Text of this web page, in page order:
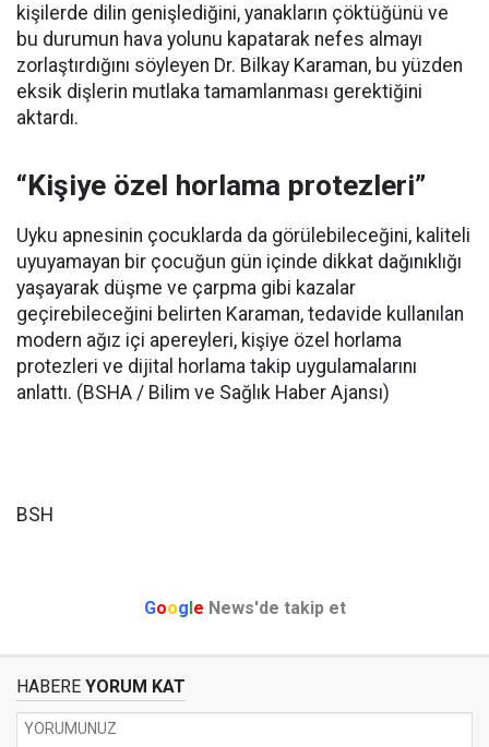
kişilerde dilin genişlediğini, yanakların çöktüğünü ve
bu durumun hava yolunu kapatarak nefes almayı
zorlaştırdığını söyleyen Dr. Bilkay Karaman, bu yüzden
eksik dişlerin mutlaka tamamlanması gerektiğini
aktardı.
“Kişiye özel horlama protezleri”
Uyku apnesinin çocuklarda da görülebileceğini, kaliteli
uyuyamayan bir çocuğun gün içinde dikkat dağınıklığı
yaşayarak düşme ve çarpma gibi kazalar
geçirebileceğini belirten Karaman, tedavide kullanılan
modern ağız içi apereyleri, kişiye özel horlama
protezleri ve dijital horlama takip uygulamalarını
anlattı. (BSHA / Bilim ve Sağlık Haber Ajansı)
BSH
Goog e News'de takip et
HABERE YORUM KAT